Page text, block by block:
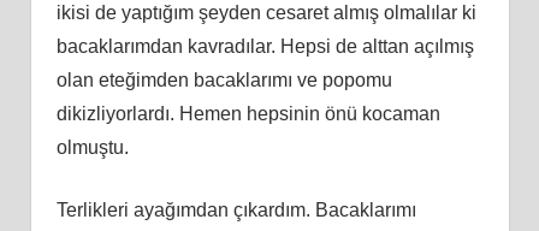
ikisi de yaptığım şeyden cesaret almış olmalılar ki
bacaklarımdan kavradılar. Hepsi de alttan açılmış
olan eteğimden bacaklarımı ve popomu
dikizliyorlardı. Hemen hepsinin önü kocaman
olmuştu.
Terlikleri ayağımdan çıkardım. Bacaklarımı